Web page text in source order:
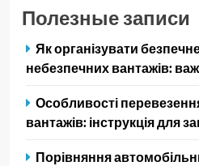
Полезные записи
Як організувати
небезпечних вантажів:
Особливості
вантажів: інструкція для
Порівняння